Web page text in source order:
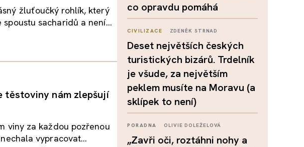
žluťoučký rohlík, který
sacharidů a není...
těstoviny nám zlepšují
viny za každou pozřenou
vypracovat...
co opravdu pomáhá
CIVILIZACE ZDENĚK STRNAD
Deset největších českých
turistických bizárů. Trdelník
je všude, za největším
peklem musíte na Moravu (a
sklípek to není)
PORADNA OLIVIE DOLEŽELOVÁ
„Zavři oči, roztáhni nohy a